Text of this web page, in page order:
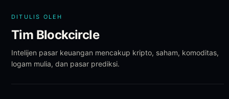
DITULIS OLEH
Tim Blockcircle
Intelijen pasar keuangan mencakup kripto, saham, komoditas,
logam mulia, dan pasar prediksi.